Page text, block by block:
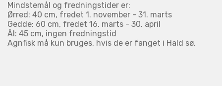
Mindstemål og fredningstider er:
Ørred: 40 cm, fredet 1. november - 31. marts
Gedde: 60 cm, fredet 16. marts - 30. april
Ål: 45 cm, ingen fredningstid
Agnfisk må kun bruges, hvis de er fanget i Hald sø.